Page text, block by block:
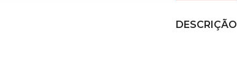
DESCRIÇÃO